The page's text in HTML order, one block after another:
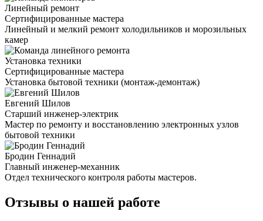
Линейный ремонт
Сертифицированные мастера
Линейный и мелкий ремонт холодильников и морозильных
камер
Установка техники
Сертифицированные мастера
Установка бытовой техники (монтаж-демонтаж)
Евгений Шилов
Старший инженер-электрик
Мастер по ремонту и восстановлению электронных узлов
бытовой техники
Бродин Геннадий
Главный инженер-механник
Отдел технического контроля работы мастеров.
Отзывы о нашей работе